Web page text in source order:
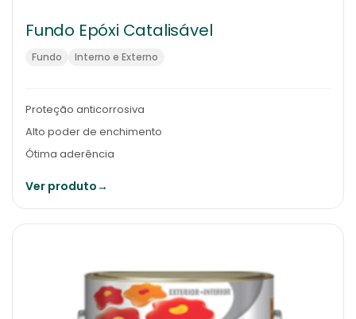
Fundo Epóxi Catalisável
Fundo Interno e Externo
Proteção anticorrosiva
Alto poder de enchimento
Ótima aderência
Ver produto→